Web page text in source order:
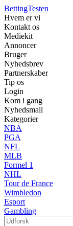
BettingTesten
Hvem er vi
Kontakt os
Mediekit
Annoncer
Bruger
Nyhedsbrev
Partnerskaber
Tip os
Login
Kom i gang
Nyhedsmail
Kategorier
NBA
PGA
NFL
MLB
Formel 1
NHL
Tour de France
Wimbledon
Esport
Gambling